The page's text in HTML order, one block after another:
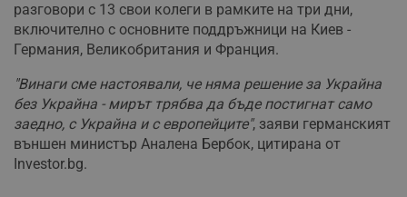
разговори с 13 свои колеги в рамките на три дни,
включително с основните поддръжници на Киев -
Германия, Великобритания и Франция.
"Винаги сме настоявали, че няма решение за Украйна
без Украйна - мирът трябва да бъде постигнат само
заедно, с Украйна и с европейците", заяви германският
външен министър Аналена Бербок, цитирана от
Investor.bg.